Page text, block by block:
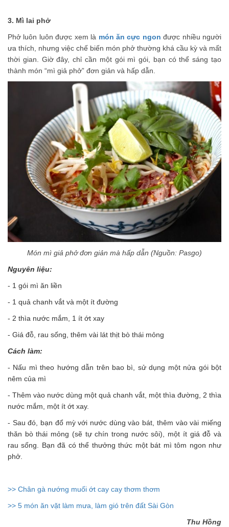
3. Mì lai phở
Phở luôn luôn được xem là món ăn cực ngon được nhiều người
ưa thích, nhưng việc chế biến món phở thường khá cầu kỳ và mất
thời gian. Giờ đây, chỉ cần một gói mì gói, bạn có thể sáng tạo
thành món “mì giả phở” đơn giản và hấp dẫn.
Món mì giả phở đơn giản mà hấp dẫn (Nguồn: Pasgo)
Nguyên liệu:
- 1 gói mì ăn liền
- 1 quả chanh vắt và một ít đường
- 2 thìa nước mắm , 1 ít ớt xay
- Giá đỗ, rau sống, thêm vài lát thịt bò thái mỏng
Cách làm:
- Nấu mì theo hướng dẫn trên bao bì, sử dụng một nửa gói bột
nêm của mì
- Thêm vào nước dùng một quả chanh vắt, một thìa đường, 2 thìa
nước mắm, một ít ớt xay.
- Sau đó, bạn đổ mỳ với nước dùng vào bát, thêm vào vài miếng
thăn bò thái mỏng (sẽ tự chín trong nước sôi), một ít giá đỗ và
rau sống. Bạn đã cóthể thưởng thức một bát mì tôm ngon như
phở.
>> Chân gà nướng muối ớt cay cay thơm thơm
>> 5 món ăn vặt làm mưa, làm gió trên đất Sài Gòn
Thu Hồng